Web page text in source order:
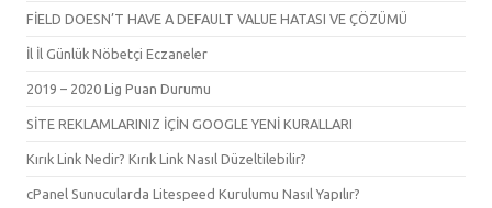
FİELD DOESN’T HAVE A DEFAULT VALUE HATASI VE ÇÖZÜMÜ
İl İl Günlük Nöbetçi Eczaneler
2019 – 2020 Lig Puan Durumu
SİTE REKLAMLARINIZ İÇİN GOOGLE YENİ KURALLARI
Kırık Link Nedir? Kırık Link Nasıl Düzeltilebilir?
cPanel Sunucularda Litespeed Kurulumu Nasıl Yapılır?